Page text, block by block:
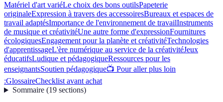
Matériel d'art variéLe choix des bons outilsPapeterie
originaleExpression à travers des accessoiresBureaux et espaces de
travail adaptésImportance de l'environnement de travailInstruments
de musique et créativitéUne autre forme d'expressionFournitures
écologiquesEngagement pour la planète et créativitéTechnologies
d'apprentissageL'ère numérique au service de la créativitéJeux
éducatifsLudique et pédagogiqueRessources pour les
enseignantsSoutien pédagogique📺 Pour aller plus loin
:GlossaireChecklist avant achat
Sommaire(19 sections)